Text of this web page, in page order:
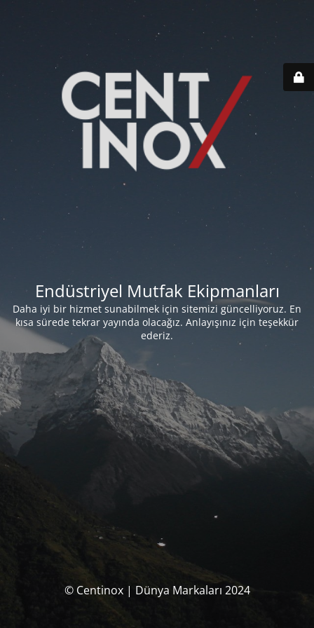
Endüstriyel Mutfak Ekipmanları
Daha iyi bir hizmet sunabilmek için sitemizi güncelliyoruz. En
kısa sürede tekrar yayında olacağız. Anlayışınız için teşekkür
ederiz.
© Centinox | Dünya Markaları 2024